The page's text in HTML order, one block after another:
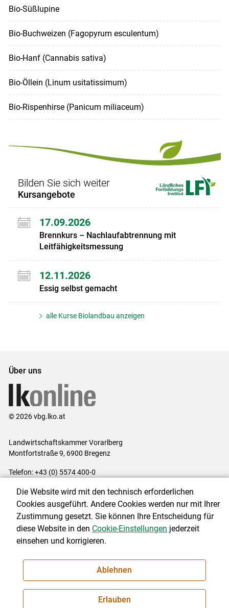
Bio-Süßlupine
Bio-Buchweizen (Fagopyrum esculentum)
Bio-Hanf (Cannabis sativa)
Bio-Öllein (Linum usitatissimum)
Bio-Rispenhirse (Panicum miliaceum)
Bilden Sie sich weiter
Kursangebote
17.09.2026
Brennkurs – Nachlaufabtrennung mit
Leitfähigkeitsmessung
12.11.2026
Essig selbst gemacht
alle Kurse Biolandbau anzeigen
Über uns
© 2026 vbg.lko.at
Landwirtschaftskammer Vorarlberg
Montfortstraße 9, 6900 Bregenz
Telefon: +43 (0) 5574 400-0
Impressum|Kontakt|Datenschutzerklärung|Barrierefreiheit|
Cookie-Einstellungen
NEWSLETTER
Die Website wird mit den technisch erforderlichen
Cookies ausgeführt. Andere Cookies werden nur mit Ihrer
Zustimmung gesetzt. Sie können Ihre Entscheidung für
diese Website in den Cookie-Einstellungen jederzeit
einsehen und korrigieren.
Ablehnen
Erlauben